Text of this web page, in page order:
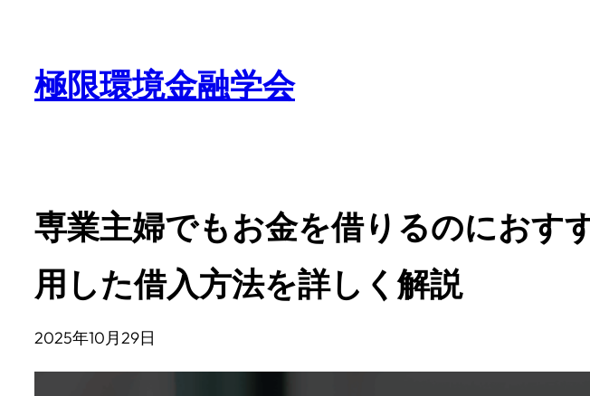
極限環境金融学会
専業主婦でもお金を借りるのにおす
用した借入方法を詳しく解説
2025年10月29日